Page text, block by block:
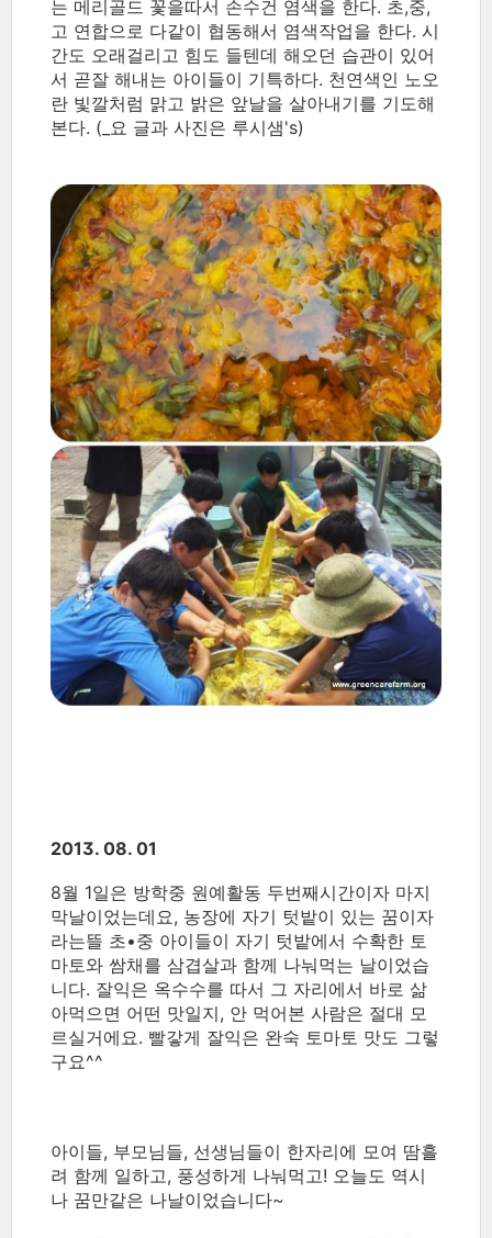
는 메리골드 꽃을따서 손수건 염색을 한다. 초,중,
고 연합으로 다같이 협동해서 염색작업을 한다. 시
간도 오래걸리고 힘도 들텐데 해오던 습관이 있어
서 곧잘 해내는 아이들이 기특하다. 천연색인 노오
란 빛깔처럼 맑고 밝은 앞날을 살아내기를 기도해
본다. (_요 글과 사진은 루시샘's)
2013. 08. 01
8월 1일은 방학중 원예활동 두번째시간이자 마지
막날이었는데요, 농장에 자기 텃밭이 있는 꿈이자
라는뜰 초•중 아이들이 자기 텃밭에서 수확한 토
마토와 쌈채를 삼겹살과 함께 나눠먹는 날이었습
니다. 잘익은 옥수수를 따서 그 자리에서 바로 삶
아먹으면 어떤 맛일지, 안 먹어본 사람은 절대 모
르실거에요. 빨갛게 잘익은 완숙 토마토 맛도 그렇
구요^^
아이들, 부모님들, 선생님들이 한자리에 모여 땀흘
려 함께 일하고, 풍성하게 나눠먹고! 오늘도 역시
나 꿈만같은 나날이었습니다~